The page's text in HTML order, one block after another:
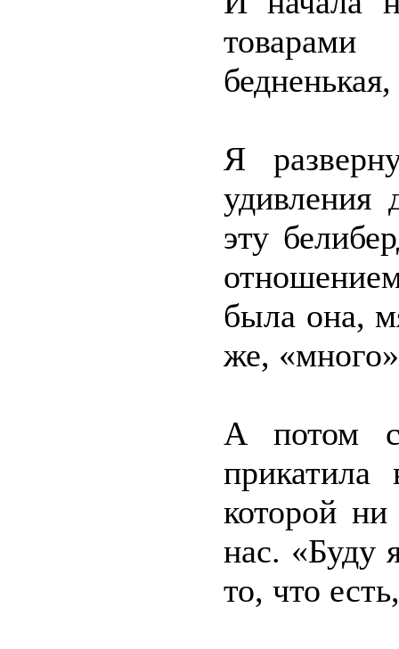
Я
удивления
эту
была она,
же,
А потом
которой ни
нас. «Буду
то, что